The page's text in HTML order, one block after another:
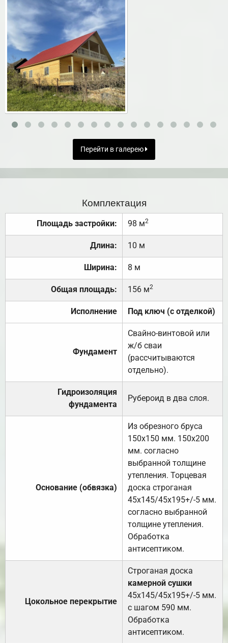
Перейти в галерею
Комплектация
Площадь застройки: 98 м2
Длина: 10 м
Ширина: 8 м
Общая площадь: 156 м2
Исполнение Под ключ (с отделкой)
Фундамент
Свайно-винтовой или
ж/б сваи
(рассчитываются
отдельно).
Гидроизоляция
фундамента
Рубероид в два слоя.
Основание (обвязка)
Из обрезного бруса
150х150 мм. 150х200
мм. согласно
выбранной толщине
утепления. Торцевая
доска строганая
45х145/45х195+/-5 мм.
согласно выбранной
толщине утепления.
Обработка
антисептиком.
Цокольное перекрытие
Строганая доска
камерной сушки
45х145/45х195+/-5 мм.
с шагом 590 мм.
Обработка
антисептиком.